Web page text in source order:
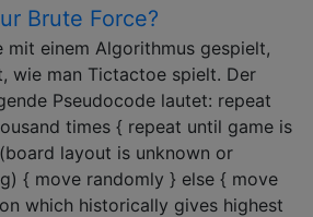
Brute Force?
mit einem Algorithmus gespielt,
wie man Tictactoe spielt. Der
Pseudocode lautet: repeat
times { repeat until game is
layout is unknown or
{ move randomly } else { move
which historically gives highest